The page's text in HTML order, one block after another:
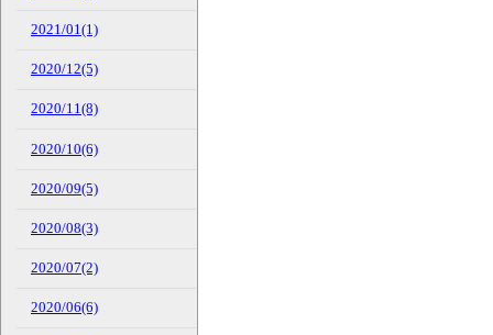
2021/01(1)
2020/12(5)
2020/11(8)
2020/10(6)
2020/09(5)
2020/08(3)
2020/07(2)
2020/06(6)